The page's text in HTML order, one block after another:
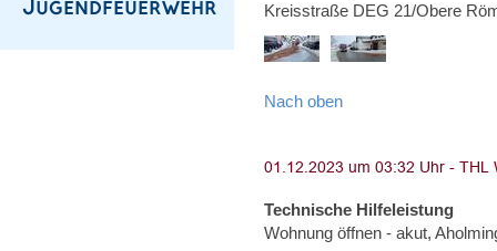
Kreisstraße DEG 21/Obere
Nach oben
Technische Hilfeleistung
Wohnung öffnen - akut,